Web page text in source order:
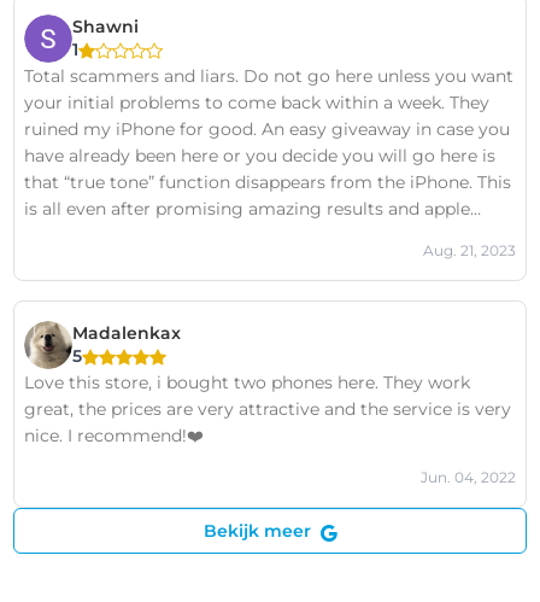
Shawni
1
Total scammers and liars. Do not go here unless you want
your initial problems to come back within a week. They
ruined my iPhone for good. An easy giveaway in case you
have already been here or you decide you will go here is
that “true tone” function disappears from the iPhone. This
is all even after promising amazing results and apple
Aug. 21, 2023
Madalenkax
5
Love this store, i bought two phones here. They work
great, the prices are very attractive and the service is very
nice. I recommend!❤️
Jun. 04, 2022
Bekijk meer